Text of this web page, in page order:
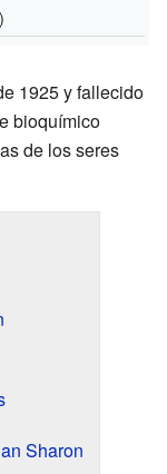
1925 y fallecido
bioquímico
de los seres
Sharon